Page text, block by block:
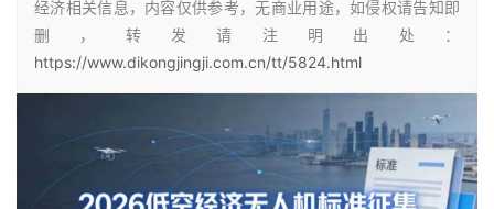
经济相关信息，内容仅供参考，无商业用途，如侵权请告知即
删，转发请注明出处：
https://www.dikongjingji.com.cn/tt/5824.html